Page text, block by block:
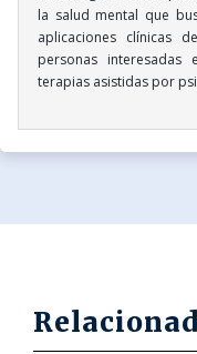
la salud mental que
aplicaciones clínicas
personas
terapias asistidas por